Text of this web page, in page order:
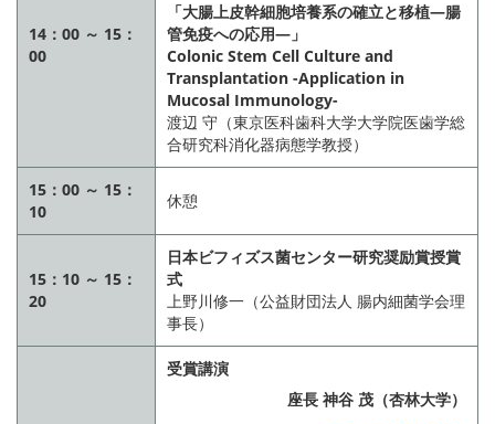
14：00 ～ 15：
00
「大腸上皮幹細胞培養系の確立と移植―腸
管免疫への応用―」
Colonic Stem Cell Culture and
Transplantation -Application in
Mucosal Immunology-
渡辺 守（東京医科歯科大学大学院医歯学総
合研究科消化器病態学教授）
15：00 ～ 15：
10
休憩
15：10 ～ 15：
20
日本ビフィズス菌センター研究奨励賞授賞
式
上野川修一（公益財団法人 腸内細菌学会理
事長）
受賞講演
座長 神谷 茂（杏林大学）